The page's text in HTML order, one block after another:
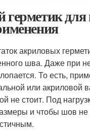
для
акриловых
шва. Даже при
То есть,
или акриловой
не стоит. Под
и чтобы шов не